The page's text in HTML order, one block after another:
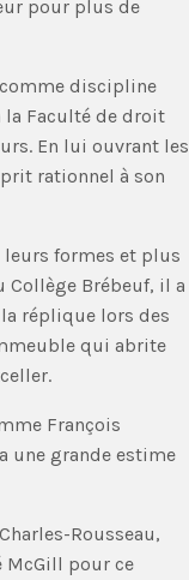
pour plus de
discipline
la Faculté de droit
En lui ouvrant les
rationnel à son
formes et plus
Collège Brébeuf, il a
réplique lors des
qui abrite
François
une grande estime
Rousseau,
McGill pour ce